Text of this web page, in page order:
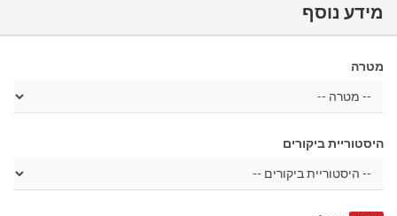
מידע נוסף
מטרה
היסטוריית ביקורים